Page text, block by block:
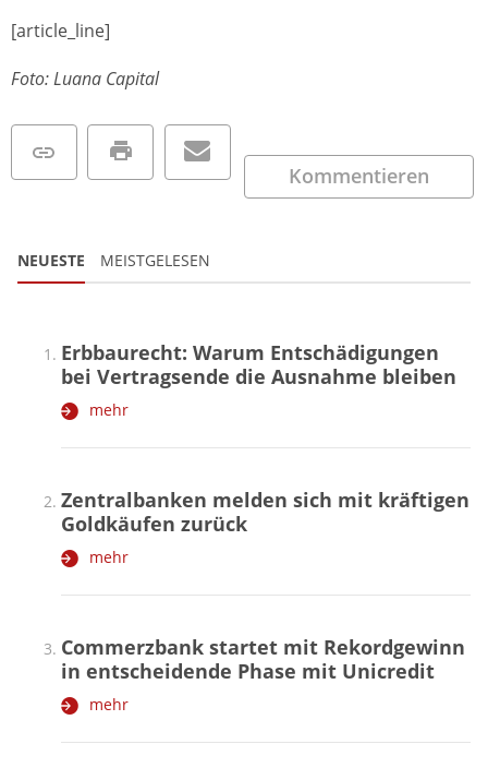
[article_line]
Foto: Luana Capital
Kommentieren
NEUESTE MEISTGELESEN
Erbbaurecht: Warum Entschädigungen
bei Vertragsende die Ausnahme bleiben
mehr
Zentralbanken melden sich mit kräftigen
Goldkäufen zurück
mehr
Commerzbank startet mit Rekordgewinn
in entscheidende Phase mit Unicredit
mehr